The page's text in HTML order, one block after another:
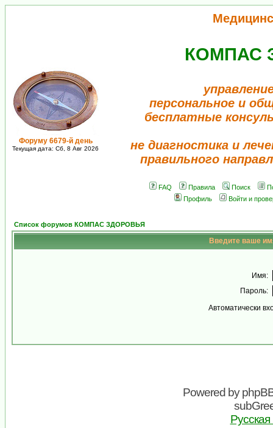
Форуму 6679-й день
Текущая дата: Сб, 8 Авг 2026
КОМПАС
персональное и
бесплатные
не диагностика и
правильного
FAQ Правила Поиск
Профиль
Войти и
Список форумов КОМПАС ЗДОРОВЬЯ
Введите ваше
Имя:
Пароль:
Автоматически
Powered by